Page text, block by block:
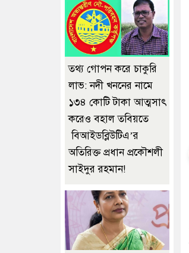
তথ্য গোপন করে চাকুরি
লাভ: নদী খননের নামে
১৩৪ কোটি টাকা আত্মসাৎ
করেও বহাল তবিয়তে
বিআইডব্লিউটিএ’র
অতিরিক্ত প্রধান প্রকৌশলী
সাইদুর রহমান!